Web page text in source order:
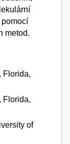
metod.
Florida,
Florida,
of